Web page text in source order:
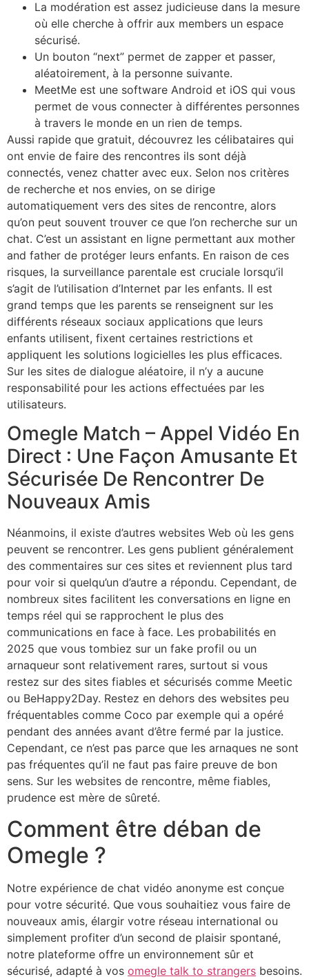
La modération est assez judicieuse dans la mesure
où elle cherche à offrir aux members un espace
sécurisé.
Un bouton “next” permet de zapper et passer,
aléatoirement, à la personne suivante.
MeetMe est une software Android et iOS qui vous
permet de vous connecter à différentes personnes
à travers le monde en un rien de temps.
Aussi rapide que gratuit, découvrez les célibataires qui
ont envie de faire des rencontres ils sont déjà
connectés, venez chatter avec eux. Selon nos critères
de recherche et nos envies, on se dirige
automatiquement vers des sites de rencontre, alors
qu’on peut souvent trouver ce que l’on recherche sur un
chat. C’est un assistant en ligne permettant aux mother
and father de protéger leurs enfants. En raison de ces
risques, la surveillance parentale est cruciale lorsqu’il
s’agit de l’utilisation d’Internet par les enfants. Il est
grand temps que les parents se renseignent sur les
différents réseaux sociaux applications que leurs
enfants utilisent, fixent certaines restrictions et
appliquent les solutions logicielles les plus efficaces.
Sur les sites de dialogue aléatoire, il n’y a aucune
responsabilité pour les actions effectuées par les
utilisateurs.
Omegle Match – Appel Vidéo En
Direct : Une Façon Amusante Et
Sécurisée De Rencontrer De
Nouveaux Amis
Néanmoins, il existe d’autres websites Web où les gens
peuvent se rencontrer. Les gens publient généralement
des commentaires sur ces sites et reviennent plus tard
pour voir si quelqu’un d’autre a répondu. Cependant, de
nombreux sites facilitent les conversations en ligne en
temps réel qui se rapprochent le plus des
communications en face à face. Les probabilités en
2025 que vous tombiez sur un fake profil ou un
arnaqueur sont relativement rares, surtout si vous
restez sur des sites fiables et sécurisés comme Meetic
ou BeHappy2Day. Restez en dehors des websites peu
fréquentables comme Coco par exemple qui a opéré
pendant des années avant d’être fermé par la justice.
Cependant, ce n’est pas parce que les arnaques ne sont
pas fréquentes qu’il ne faut pas faire preuve de bon
sens. Sur les websites de rencontre, même fiables,
prudence est mère de sûreté.
Comment être déban de
Omegle ?
Notre expérience de chat vidéo anonyme est conçue
pour votre sécurité. Que vous souhaitiez vous faire de
nouveaux amis, élargir votre réseau international ou
simplement profiter d’un second de plaisir spontané,
notre plateforme offre un environnement sûr et
sécurisé, adapté à vos omegle talk to strangers besoins.